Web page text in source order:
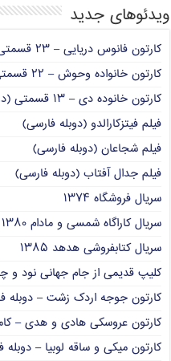
ویدئوهای جدید
کارتون فانوس دریایی – ۲۳ قسمتی (دوبله فارسی)
کارتون خانواده وحوش – ۲۲ قسمتی (دوبله فارسی)
کارتون خانوده دی – ۱۳ قسمتی (دوبله فارسی)
فیلم فیتزکارالدو (دوبله فارسی)
فیلم شجاعان (دوبله فارسی)
فیلم جدال آفتاب (دوبله فارسی)
سریال فروشگاه ۱۳۷۴
سریال کاراگاه شمسی و مادام ۱۳۸۰
سریال کتابفروشی هدهد ۱۳۸۵
کلیپ قدیمی از جام جهانی نود و
کارتون جوجه اردک زشت – دوبله
کارتون عروسکی هادی و هدی –
کارتون میکی و ساقه لوبیا – دوبله